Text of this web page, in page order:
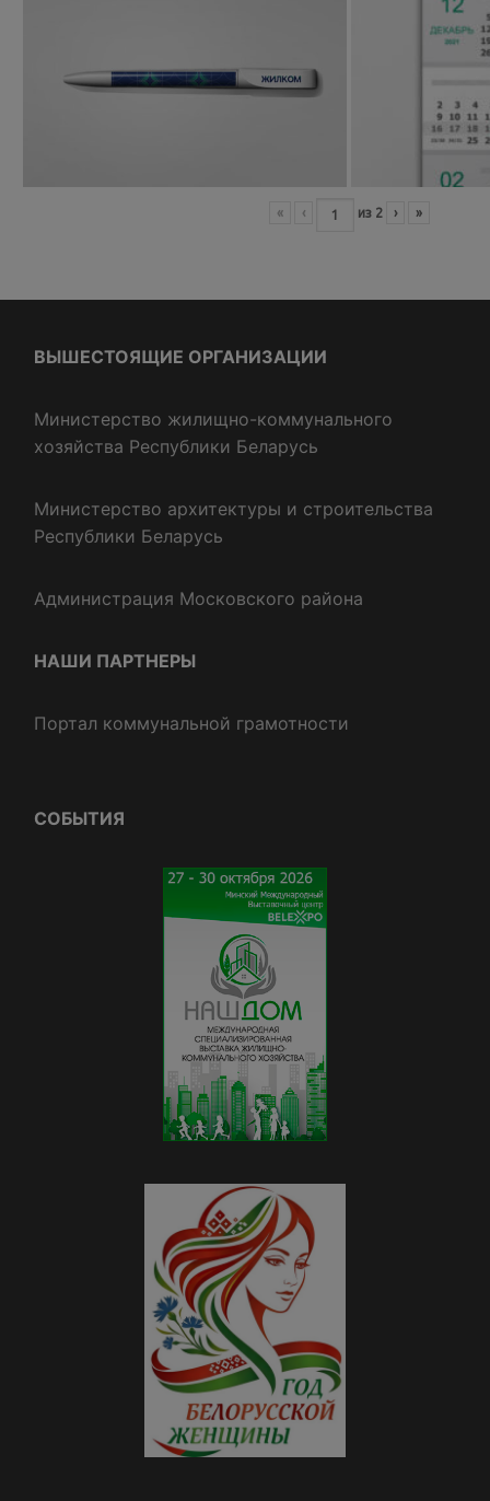
« ‹ из 2 › »
ВЫШЕСТОЯЩИЕ ОРГАНИЗАЦИИ
Министерство жилищно-коммунального
хозяйства Республики Беларусь
Министерство архитектуры и строительства
Республики Беларусь
Администрация Московского района
НАШИ ПАРТНЕРЫ
Портал коммунальной грамотности
СОБЫТИЯ